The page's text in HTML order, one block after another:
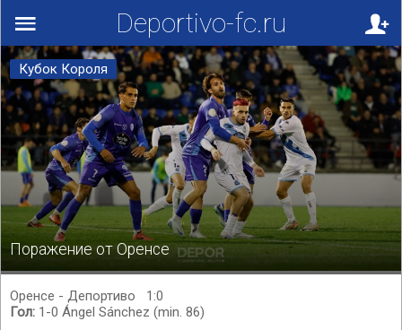
Deportivo-fc.ru
Кубок Короля
Поражение от Оренсе
Оренсе - Депортиво 1:0
Гол: 1-0 Ángel Sánchez (min. 86)